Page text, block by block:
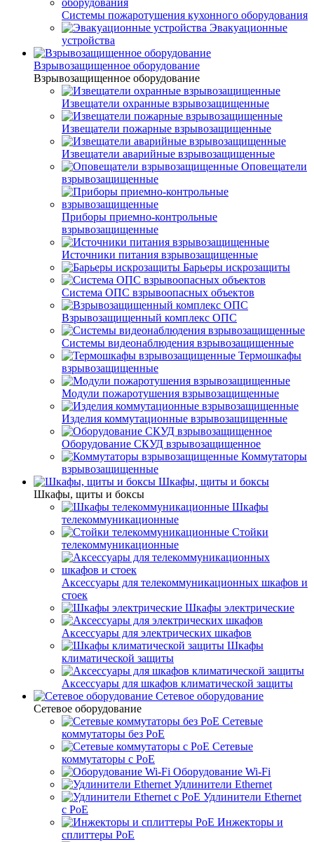
Системы пожаротушения кухонного оборудования
Эвакуационные
устройства
Взрывозащищенное оборудование
Взрывозащищенное оборудование
Извещатели охранные взрывозащищенные
Извещатели пожарные взрывозащищенные
Извещатели аварийные взрывозащищенные
Оповещатели
взрывозащищенные
Приборы приемно-контрольные
взрывозащищенные
Источники питания взрывозащищенные
Барьеры искрозащиты
Система ОПС взрывоопасных объектов
Взрывозащищенный комплекс ОПС
Системы видеонаблюдения взрывозащищенные
Термошкафы
взрывозащищенные
Модули пожаротушения взрывозащищенные
Изделия коммутационные взрывозащищенные
Оборудование СКУД взрывозащищенное
Коммутаторы
взрывозащищенные
Шкафы, щиты и боксы
Шкафы, щиты и боксы
Шкафы
телекоммуникационные
Стойки
телекоммуникационные
Аксессуары для телекоммуникационных шкафов и
стоек
Шкафы электрические
Аксессуары для электрических шкафов
Шкафы
климатической защиты
Аксессуары для шкафов климатической защиты
Сетевое оборудование
Сетевое оборудование
Сетевые
коммутаторы без PoE
Сетевые
коммутаторы с PoE
Оборудование Wi-Fi
Удлинители Ethernet
Удлинители Ethernet
с PoE
Инжекторы и
сплиттеры PoE